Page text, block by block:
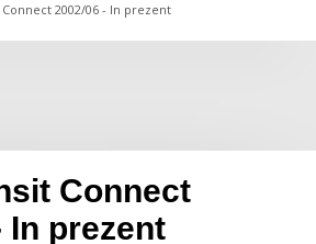
2002/06 - In prezent
Connect
In prezent